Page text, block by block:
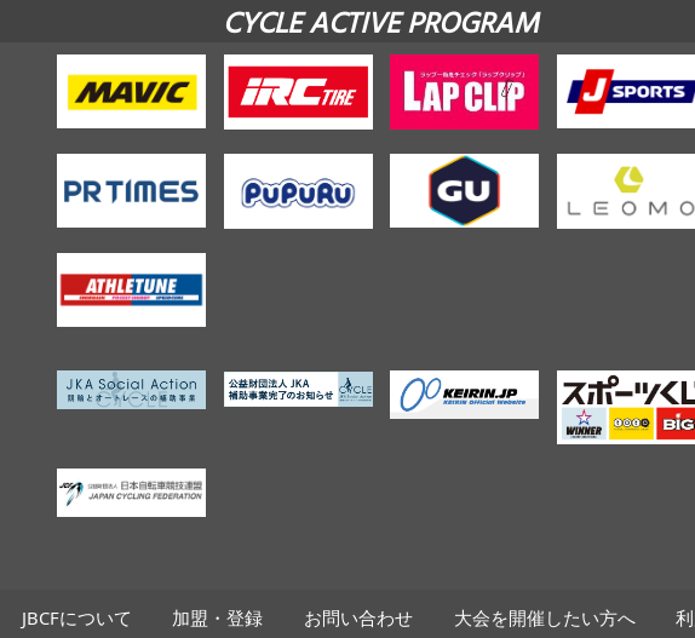
CYCLE ACTIVE PROGRAM
JBCFについて 加盟・登録 お問い合わせ 大会を開催したい方へ